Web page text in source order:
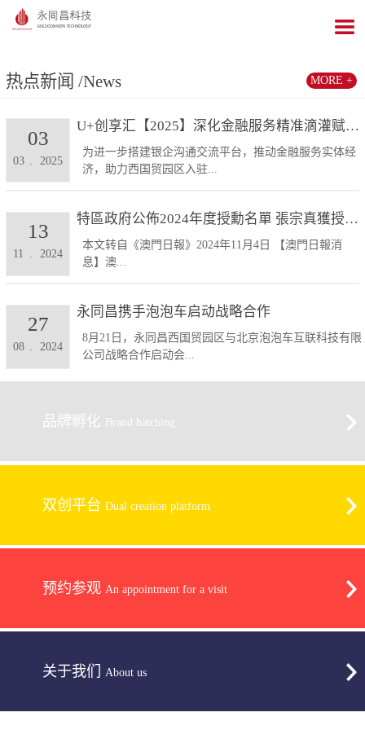
热点新闻 /News
U+创享汇【2025】深化金融服务精准滴灌赋能发展...
为进一步搭建银企沟通交流平台，推动金融服务实体经
济，助力西国贸园区入驻...
03 2025
03
特區政府公佈2024年度授勳名單 張宗真獲授予專業...
本文转自《澳門日報》2024年11月4日 【澳門日報消
息】澳...
11 2024
13
永同昌携手泡泡车启动战略合作
8月21日，永同昌西国贸园区与北京泡泡车互联科技有限
公司战略合作启动会...
08 . 2024
27
MORE +
品牌孵化 Brand hatching
双创平台 Dual creation platform
预约参观 An appointment for a visit
关于我们 About us